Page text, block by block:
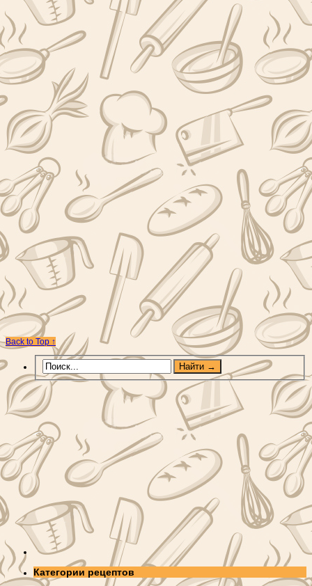
Back to Top ↑
Категории рецептов